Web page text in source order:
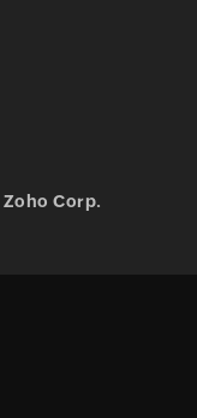
Zoho Corp.